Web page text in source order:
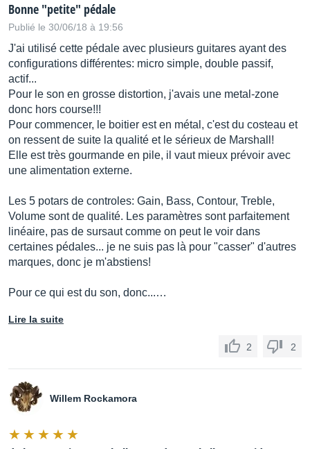
Bonne "petite" pédale
Publié le 30/06/18 à 19:56
J'ai utilisé cette pédale avec plusieurs guitares ayant des
configurations différentes: micro simple, double passif,
actif...
Pour le son en grosse distortion, j'avais une metal-zone
donc hors course!!!
Pour commencer, le boitier est en métal, c'est du costeau et
on ressent de suite la qualité et le sérieux de Marshall!
Elle est très gourmande en pile, il vaut mieux prévoir avec
une alimentation externe.
Les 5 potars de controles: Gain, Bass, Contour, Treble,
Volume sont de qualité. Les paramètres sont parfaitement
linéaire, pas de sursaut comme on peut le voir dans
certaines pédales... je ne suis pas là pour "casser" d'autres
marques, donc je m'abstiens!
Pour ce qui est du son, donc...…
Lire la suite
2 2
Willem Rockamora